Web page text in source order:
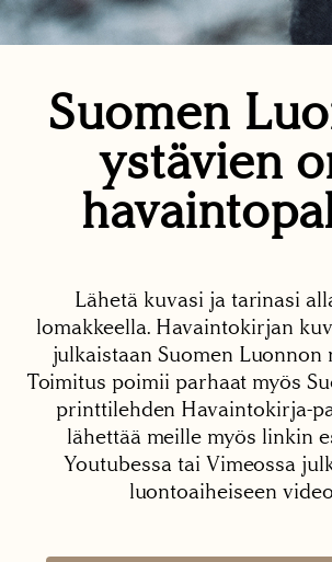
Suomen
ystävien
Lähetä kuvasi ja tarinasi
lomakkeella. Havaintokirjan
julkaistaan Suomen Luonnon
Toimitus poimii parhaat myös
printtilehden Havaintokirja-
lähettää meille myös linkin
Youtubessa tai Vimeossa
luontoaiheiseen